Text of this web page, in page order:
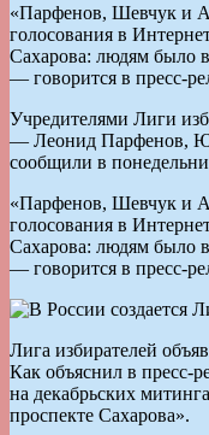
«Парфенов, Шевчук и
голосования в
Сахарова: людям было
— говорится в пресс-
Учредителями Лиги
— Леонид Парфенов,
сообщили в
«Парфенов, Шевчук и
голосования в
Сахарова: людям было
— говорится в пресс-
Лига избирателей
Как объяснил в пресс-
на декабрьских
проспекте Сахарова».